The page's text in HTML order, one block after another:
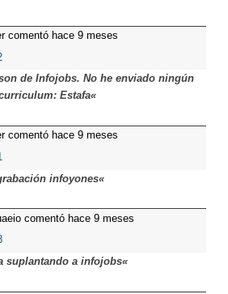
comentó hace 9 meses
de Infojobs. No he enviado ningún
Estafa«
comentó hace 9 meses
infoyones«
comentó hace 9 meses
suplantando a infojobs«